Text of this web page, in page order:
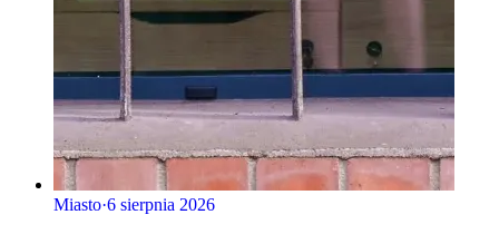
Miasto·6 sierpnia 2026